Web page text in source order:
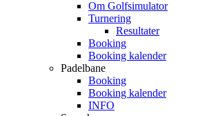
Om Golfsimulator
Turnering
Resultater
Booking
Booking kalender
Padelbane
Booking
Booking kalender
INFO